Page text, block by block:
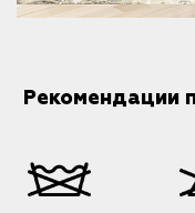
Рекомендации